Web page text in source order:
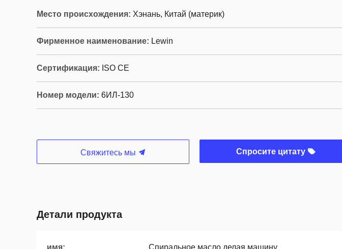
Место происхождения: Хэнань, Китай (материк)
Фирменное наименование: Lewin
Сертификация: ISO CE
Номер модели: 6ИЛ-130
Свяжитесь мы Спросите цитату
Детали продукта
имя: Спиральное масло делая машину